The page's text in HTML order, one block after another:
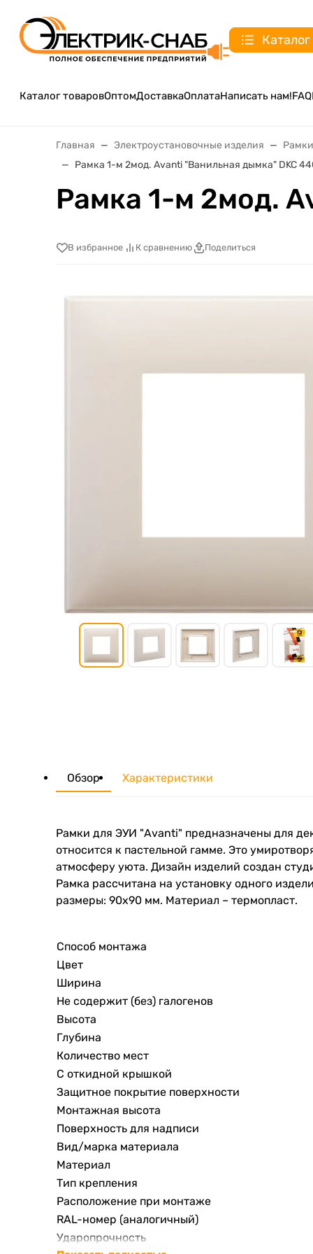
Каталог
Каталог товаровОптомДоставкаОплатаНаписать нам!FAQ
Главная Электроустановочные изделия
Рамка 1-м 2мод. Avanti "Ванильная дымка" DKC
Рамка 1-м 2мод.
В избранное К сравнению Поделиться
Обзор Характеристики
Рамки для ЭУИ "Avanti" предназначены для
относится к пастельной гамме. Это
атмосферу уюта. Дизайн изделий создан
Рамка рассчитана на установку одного
размеры: 90х90 мм. Материал – термопласт.
Способ монтажа
Цвет
Ширина
Не содержит (без) галогенов
Высота
Глубина
Количество мест
С откидной крышкой
Защитное покрытие поверхности
Монтажная высота
Поверхность для надписи
Вид/марка материала
Материал
Тип крепления
Расположение при монтаже
RAL-номер (аналогичный)
Ударопрочность